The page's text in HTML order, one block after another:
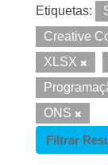
Etiquetas:
Creative
XLSX
ONS
Filtrar